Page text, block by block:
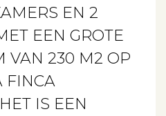
EN 2
EEN GROTE
VAN 230 M2 OP
FINCA
IS EEN